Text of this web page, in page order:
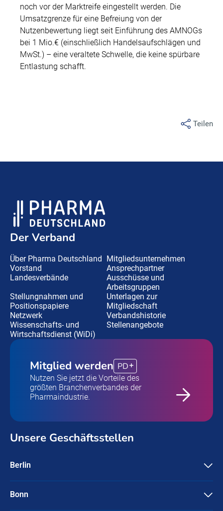
noch vor der Marktreife eingestellt werden. Die
Umsatzgrenze für eine Befreiung von der
Nutzenbewertung liegt seit Einführung des AMNOGs
bei 1 Mio.€ (einschließlich Handelsaufschlägen und
MwSt.) – eine veraltete Schwelle, die keine spürbare
Entlastung schafft.
Teilen
Der Verband
Über Pharma Deutschland Mitgliedsunternehmen
Vorstand
Ansprechpartner
Landesverbände
Ausschüsse und
Arbeitsgruppen
Stellungnahmen und
Positionspapiere
Unterlagen zur
Mitgliedschaft
Netzwerk
Verbandshistorie
Wissenschafts- und
Wirtschaftsdienst (WiDi)
Stellenangebote
Mitglied werden PD
Nutzen Sie jetzt die Vorteile des
größten Branchenverbandes der
Pharmaindustrie.
Unsere Geschäftsstellen
Berlin
10117 Berlin
+49-30 / 3087596-0
Bonn